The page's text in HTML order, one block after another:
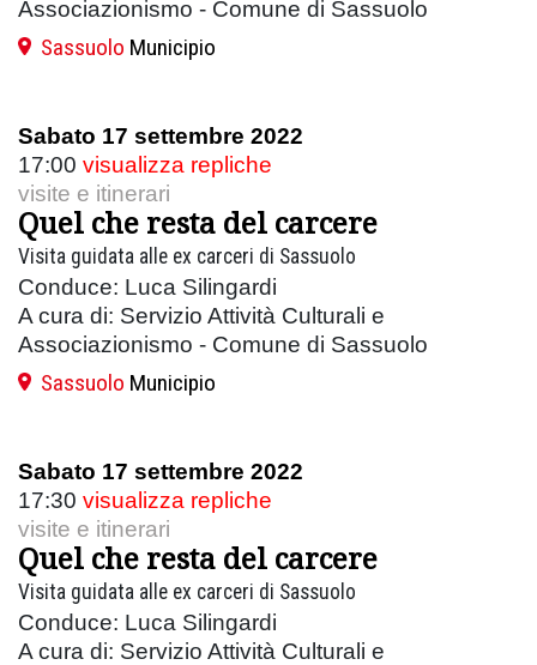
Associazionismo - Comune di Sassuolo
Sassuolo Municipio
Sabato 17 settembre 2022
17:00 visualizza repliche
visite e itinerari
Quel che resta del carcere
Visita guidata alle ex carceri di Sassuolo
Conduce: Luca Silingardi
A cura di: Servizio Attività Culturali e
Associazionismo - Comune di Sassuolo
Sassuolo Municipio
Sabato 17 settembre 2022
17:30 visualizza repliche
visite e itinerari
Quel che resta del carcere
Visita guidata alle ex carceri di Sassuolo
Conduce: Luca Silingardi
A cura di: Servizio Attività Culturali e